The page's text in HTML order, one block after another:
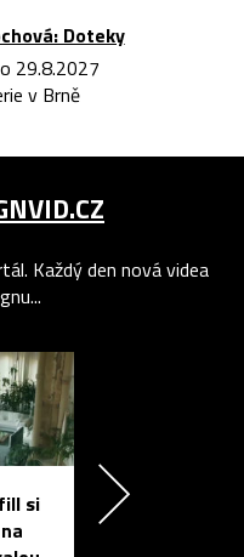
Doteky
29.8.2027
v Brně
Každý den nová videa
si